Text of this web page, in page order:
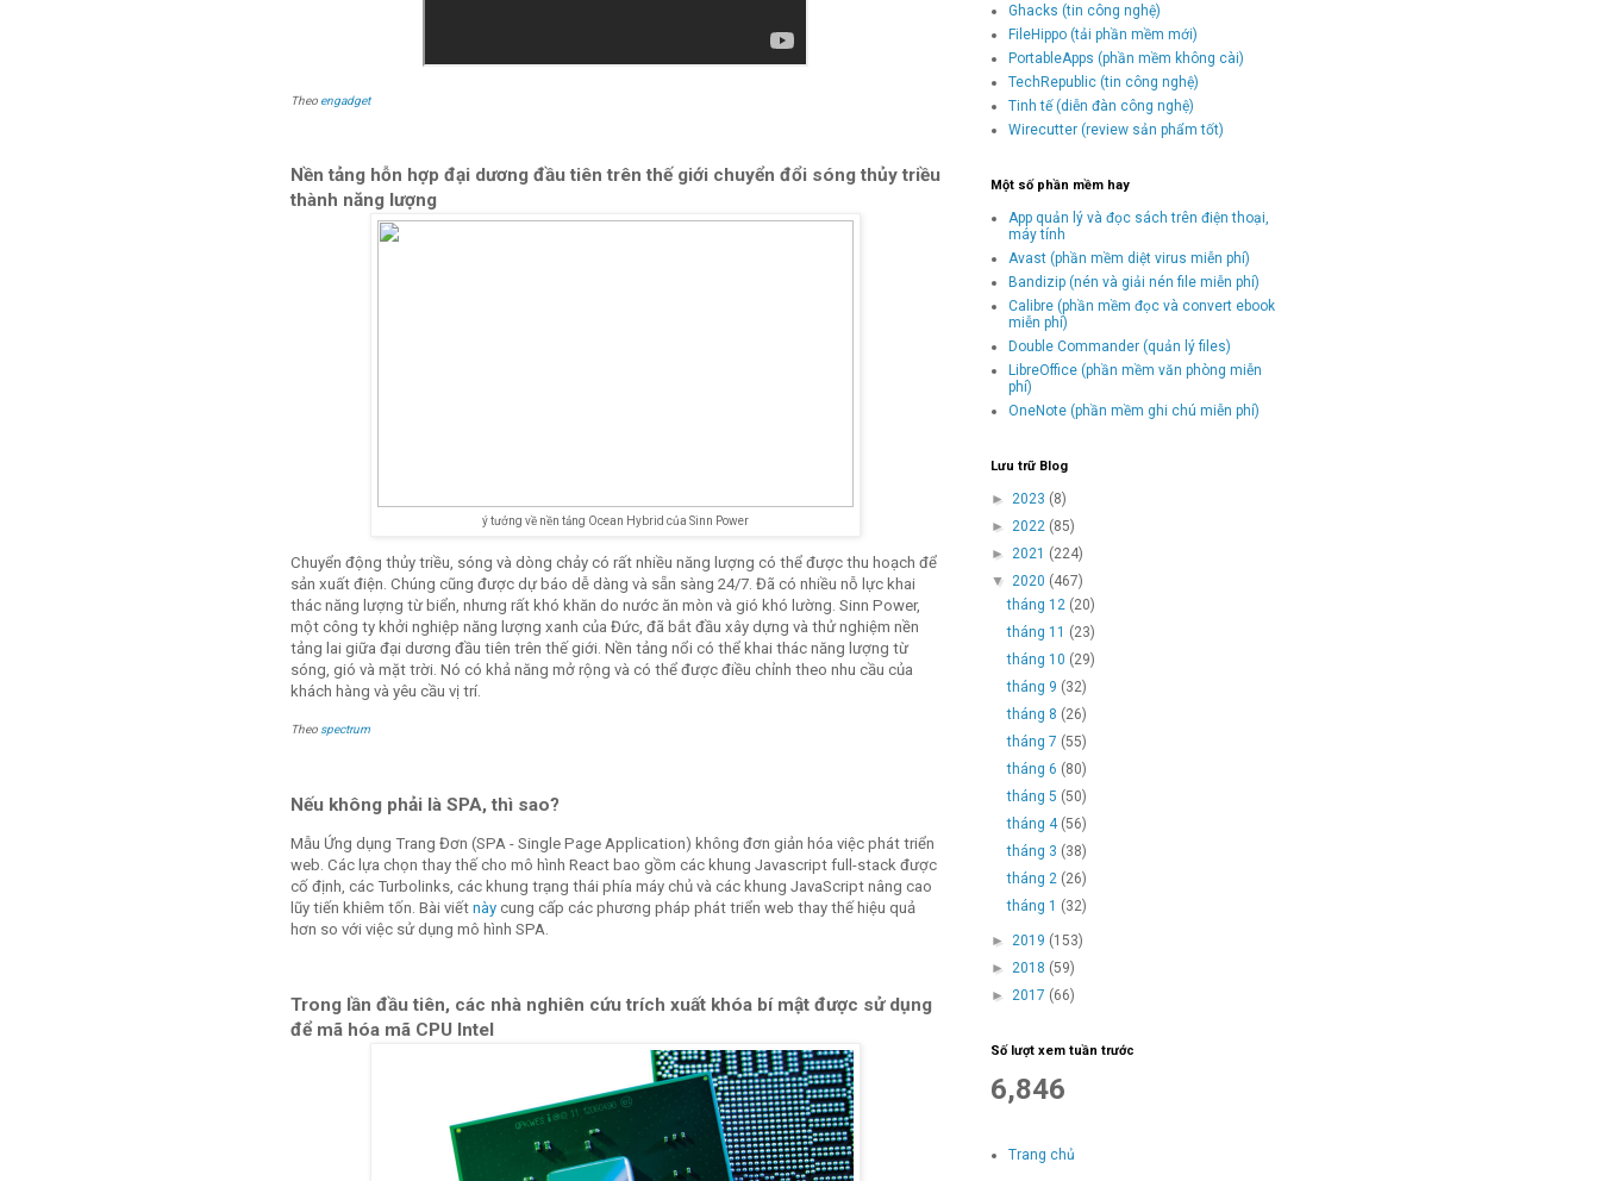
Theo engadget
Nền tảng hỗn hợp đại dương đầu tiên trên thế giới chuyển đổi sóng thủy triều
thành năng lượng
ý tưởng về nền tảng Ocean Hybrid của Sinn Power
Chuyển động thủy triều, sóng và dòng chảy có rất nhiều năng lượng có thể được thu hoạch để
sản xuất điện. Chúng cũng được dự báo dễ dàng và sẵn sàng 24/7. Đã có nhiều nỗ lực khai
thác năng lượng từ biển, nhưng rất khó khăn do nước ăn mòn và gió khó lường. Sinn Power,
một công ty khởi nghiệp năng lượng xanh của Đức, đã bắt đầu xây dựng và thử nghiệm nền
tảng lai giữa đại dương đầu tiên trên thế giới. Nền tảng nổi có thể khai thác năng lượng từ
sóng, gió và mặt trời. Nó có khả năng mở rộng và có thể được điều chỉnh theo nhu cầu của
khách hàng và yêu cầu vị trí.
Theo spectrum
Nếu không phải là SPA, thì sao?
Mẫu Ứng dụng Trang Đơn (SPA - Single Page Application) không đơn giản hóa việc phát triển
web. Các lựa chọn thay thế cho mô hình React bao gồm các khung Javascript full-stack được
cố định, các Turbolinks, các khung trạng thái phía máy chủ và các khung JavaScript nâng cao
lũy tiến khiêm tốn. Bài viết này cung cấp các phương pháp phát triển web thay thế hiệu quả
hơn so với việc sử dụng mô hình SPA.
Trong lần đầu tiên, các nhà nghiên cứu trích xuất khóa bí mật được sử dụng
để mã hóa mã CPU Intel
Ghacks (tin công nghệ)
FileHippo (tải phần mềm mới)
PortableApps (phần mềm không cài)
TechRepublic (tin công nghệ)
Tinh tế (diễn đàn công nghệ)
Wirecutter (review sản phẩm tốt)
Một số phần mềm hay
App quản lý và đọc sách trên điện thoại,
máy tính
Avast (phần mềm diệt virus miễn phí)
Bandizip (nén và giải nén file miễn phí)
Calibre (phần mềm đọc và convert ebook
miễn phí)
Double Commander (quản lý files)
LibreOffice (phần mềm văn phòng miễn
phí)
OneNote (phần mềm ghi chú miễn phí)
Lưu trữ Blog
► 2023 (8)
► 2022 (85)
► 2021 (224)
▼ 2020 (467)
tháng 12 (20)
tháng 11 (23)
tháng 10 (29)
tháng 9 (32)
tháng 8 (26)
tháng 7 (55)
tháng 6 (80)
tháng 5 (50)
tháng 4 (56)
tháng 3 (38)
tháng 2 (26)
tháng 1 (32)
► 2019 (153)
► 2018 (59)
► 2017 (66)
Số lượt xem tuần trước
6,846
Trang chủ